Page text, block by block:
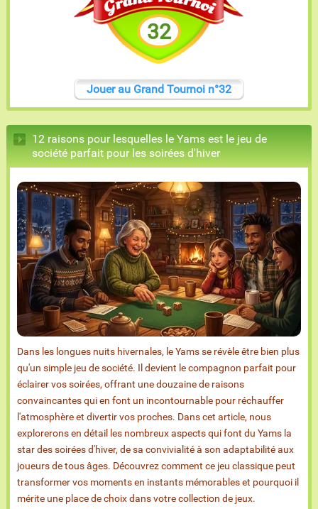
32
Jouer au Grand Tournoi n°32
12 raisons pour lesquelles le Yams est le jeu de
société parfait pour les soirées d'hiver
Dans les longues nuits hivernales, le Yams se révèle être bien plus
qu'un simple jeu de société. Il devient le compagnon parfait pour
éclairer vos soirées, offrant une douzaine de raisons
convaincantes qui en font un incontournable pour réchauffer
l'atmosphère et divertir vos proches. Dans cet article, nous
explorerons en détail les nombreux aspects qui font du Yams la
star des soirées d'hiver, de sa convivialité à son adaptabilité aux
joueurs de tous âges. Découvrez comment ce jeu classique peut
transformer vos moments en instants mémorables et pourquoi il
mérite une place de choix dans votre collection de jeux.